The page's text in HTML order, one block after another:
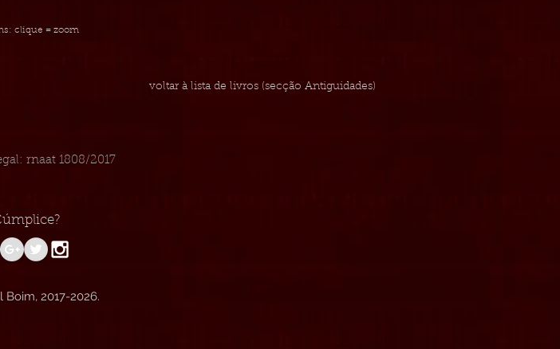
clique = zoom
voltar à lista de livros (secção Antiguidades)
rnaat 1808/2017
2017-2026.